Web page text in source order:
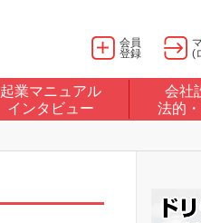
会員
登録
(
起業マニュアル
インタビュー
会社
法的